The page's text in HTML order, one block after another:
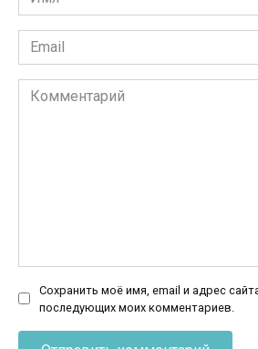
*
Email
*
Комментарий
Сохранить моё имя, email и адрес
последующих моих комментариев.